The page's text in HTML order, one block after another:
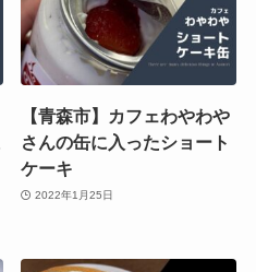
【青森市】カフェわやわや
さんの缶に入ったショート
ケーキ
2022年1月25日